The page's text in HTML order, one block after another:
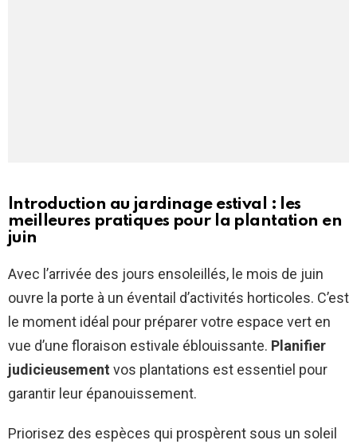
Introduction au jardinage estival : les
meilleures pratiques pour la plantation en
juin
Avec l’arrivée des jours ensoleillés, le mois de juin
ouvre la porte à un éventail d’activités horticoles. C’est
le moment idéal pour préparer votre espace vert en
vue d’une floraison estivale éblouissante. Planifier
judicieusement vos plantations est essentiel pour
garantir leur épanouissement.
Priorisez des espèces qui prospèrent sous un soleil